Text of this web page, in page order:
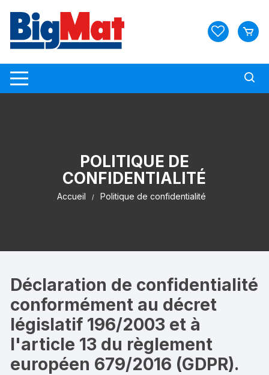
content
POLITIQUE DE
CONFIDENTIALITÉ
Accueil Politique de confidentialité
Déclaration de confidentialité
conformément au décret
législatif 196/2003 et à
l'article 13 du règlement
européen 679/2016 (GDPR).